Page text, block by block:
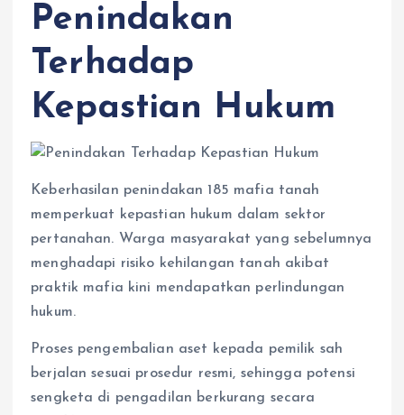
Penindakan
Terhadap
Kepastian Hukum
Keberhasilan penindakan 185 mafia tanah
memperkuat kepastian hukum dalam sektor
pertanahan. Warga masyarakat yang sebelumnya
menghadapi risiko kehilangan tanah akibat
praktik mafia kini mendapatkan perlindungan
hukum.
Proses pengembalian aset kepada pemilik sah
berjalan sesuai prosedur resmi, sehingga potensi
sengketa di pengadilan berkurang secara